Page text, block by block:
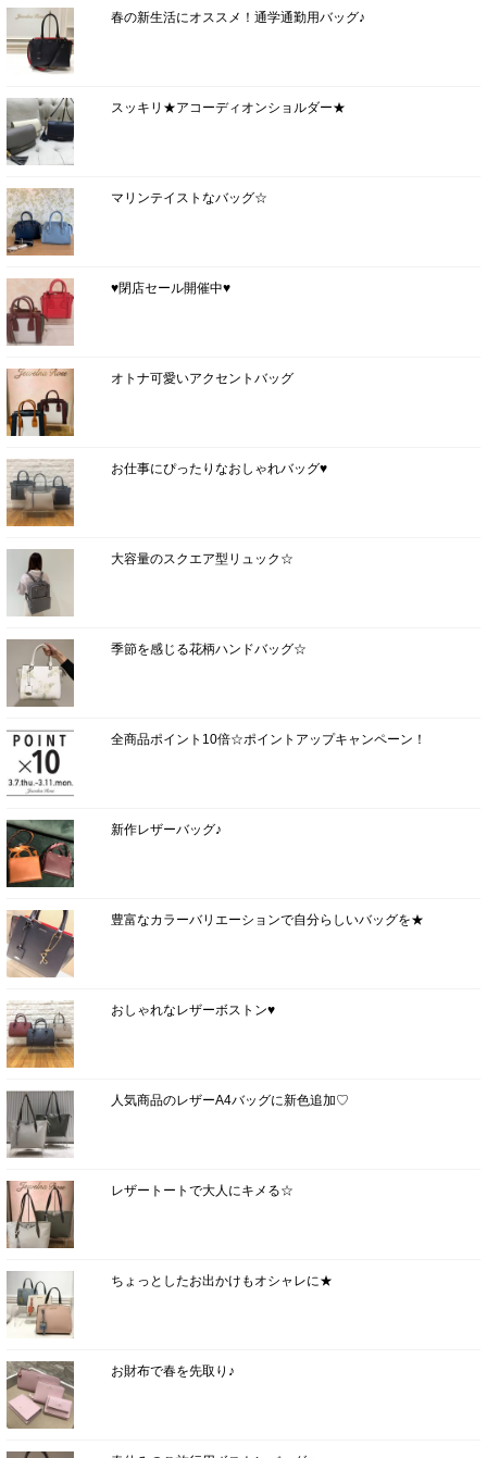
春の新生活にオススメ！通学通勤用バッグ♪
スッキリ★アコーディオンショルダー★
マリンテイストなバッグ☆
♥閉店セール開催中♥
オトナ可愛いアクセントバッグ
お仕事にぴったりなおしゃれバッグ♥
大容量のスクエア型リュック☆
季節を感じる花柄ハンドバッグ☆
全商品ポイント10倍☆ポイントアップキャンペーン！
新作レザーバッグ♪
豊富なカラーバリエーションで自分らしいバッグを★
おしゃれなレザーボストン♥
人気商品のレザーA4バッグに新色追加♡
レザートートで大人にキメる☆
ちょっとしたお出かけもオシャレに★
お財布で春を先取り♪